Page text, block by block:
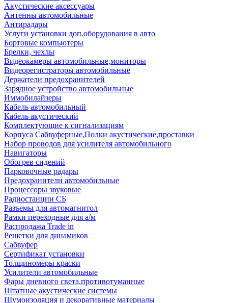
Акустические аксессуары
Антенны автомобильные
Антирадары
Услуги установки доп.оборудования в авто
Бортовые компьютеры
Брелки, чехлы
Видеокамеры автомобильные,мониторы
Видеорегистраторы автомобильные
Держатели предохранителей
Зарядное устройство автомобильные
Иммобилайзеры
Кабель автомобильный
Кабель акустический
Комплектующие к сигнализациям
Корпуса Сабвуферные,Полки акустические,проставки
Набор проводов для усилителя автомобильного
Навигаторы
Обогрев сидений
Парковочные радары
Предохранители автомобильные
Процессоры звуковые
Радиостанции СБ
Разъемы для автомагнитол
Рамки переходные для а/м
Распродажа Trade in
Решетки для динамиков
Сабвуфер
Сертификат установки
Толщиномеры краски
Усилители автомобильные
Фары дневного света,противотуманные
Штатные акустические системы
Шумоизоляция и декоративные материалы